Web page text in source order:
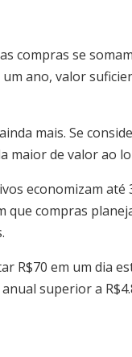
compras se
ano, valor
mais. Se
maior de valor ao
economizam até
compras
R$70 em um dia
superior a